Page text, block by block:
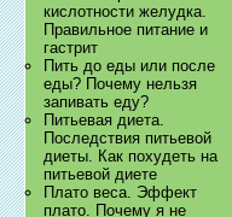
кислотности желудка.
Правильное питание и
гастрит
Пить до еды или после
еды? Почему нельзя
запивать еду?
Питьевая диета.
Последствия питьевой
диеты. Как похудеть на
питьевой диете
Плато веса. Эффект
плато. Почему я не